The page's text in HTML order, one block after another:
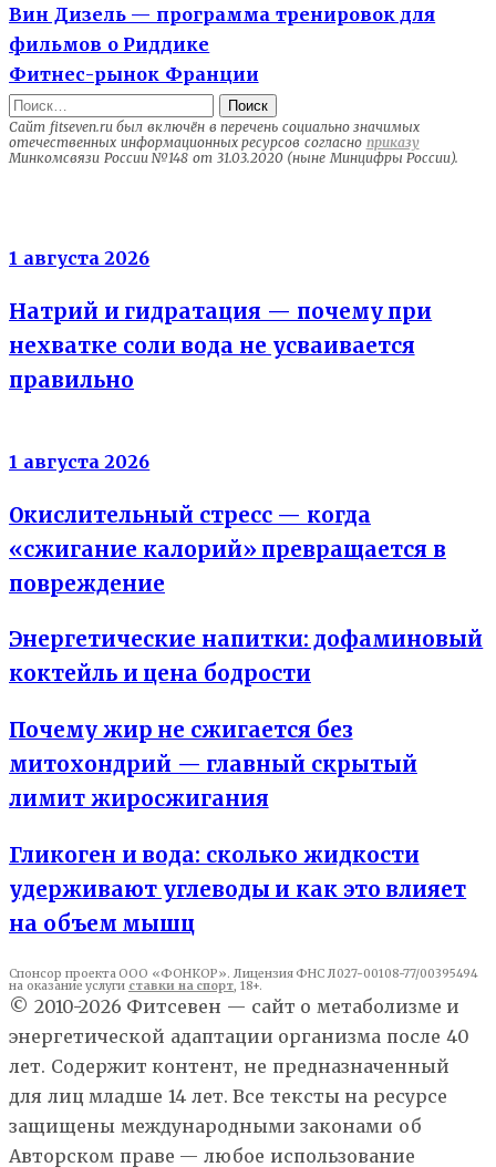
Навигация
по
записям
Previous
post:
Вин Дизель — программа тренировок для
фильмов о Риддике
Next
post:
Фитнес-рынок Франции
Найти:
Сайт fitseven.ru был включён в перечень социально значимых
отечественных информационных ресурсов согласно приказу
Минкомсвязи России №148 от 31.03.2020 (ныне Минцифры России).
1 августа 2026
Натрий и гидратация — почему при
нехватке соли вода не усваивается
правильно
1 августа 2026
Окислительный стресс — когда
«сжигание калорий» превращается в
повреждение
Энергетические напитки: дофаминовый
коктейль и цена бодрости
Почему жир не сжигается без
митохондрий — главный скрытый
лимит жиросжигания
Гликоген и вода: сколько жидкости
удерживают углеводы и как это влияет
на объем мышц
Спонсор проекта ООО «ФОНКОР». Лицензия ФНС Л027-00108-77/00395494
на оказание услуги ставки на спорт, 18+.
© 2010-2026 Фитсевен — сайт о метаболизме и
энергетической адаптации организма после 40
лет. Содержит контент, не предназначенный
для лиц младше 14 лет. Все тексты на ресурсе
защищены международными законами об
Авторском праве — любое использование